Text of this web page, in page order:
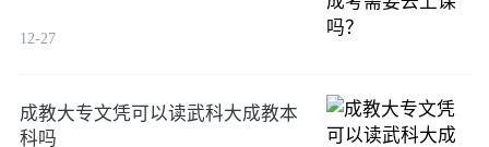
12-27
成教大专文凭可以读武科大成教本
科吗